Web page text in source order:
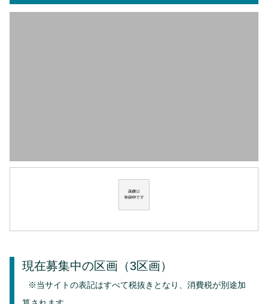
現在募集中の区画 （3区画）
※当サイトの表記はすべて税抜きとなり、消費税が別途加